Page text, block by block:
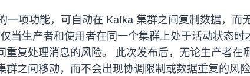
一项功能，可自动在 Kafka 集群之间复制数据，
当生产者和使用者在同一个集群上处于活动状态
重复处理消息的风险。 此次发布后，无论生产者
之间移动，而不会出现协调限制或数据重复的风险